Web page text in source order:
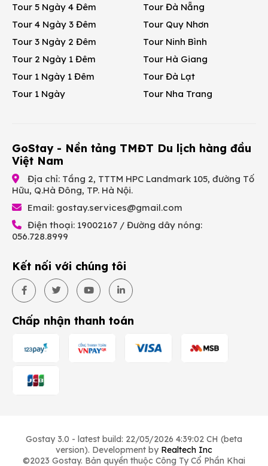
Tour 5 Ngày 4 Đêm
Tour 4 Ngày 3 Đêm
Tour 3 Ngày 2 Đêm
Tour 2 Ngày 1 Đêm
Tour 1 Ngày 1 Đêm
Tour 1 Ngày
Tour Đà Nẵng
Tour Quy Nhơn
Tour Ninh Bình
Tour Hà Giang
Tour Đà Lạt
Tour Nha Trang
GoStay - Nền tảng TMĐT Du lịch hàng đầu
Việt Nam
Địa chỉ: Tầng 2, TTTM HPC Landmark 105, đường Tố
Hữu, Q.Hà Đông, TP. Hà Nội.
Email: gostay.services@gmail.com
Điện thoại: 19002167 / Đường dây nóng:
056.728.8999
Kết nối với chúng tôi
Chấp nhận thanh toán
Gostay 3.0 - latest build: 22/05/2026 4:39:02 CH (beta
version). Development by Realtech Inc
©2023 Gostay. Bản quyền thuộc Công Ty Cổ Phần Khai